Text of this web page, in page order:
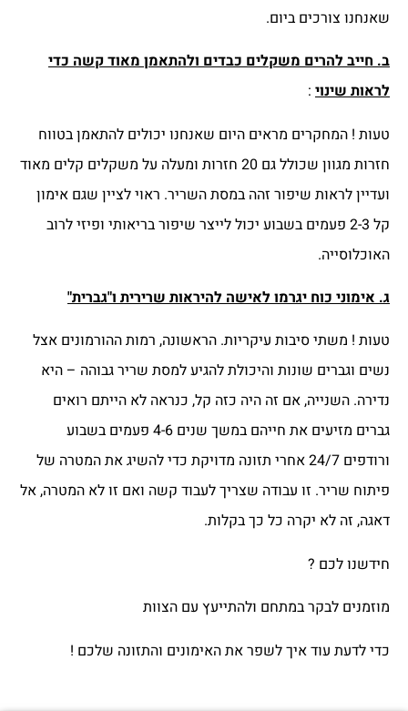
שאנחנו צורכים ביום.
ב. חייב להרים משקלים כבדים ולהתאמן מאוד קשה כדי
לראות שינוי :
טעות ! המחקרים מראים היום שאנחנו יכולים להתאמן בטווח
חזרות מגוון שכולל גם 20 חזרות ומעלה על משקלים קלים מאוד
ועדיין לראות שיפור זהה במסת השריר. ראוי לציין שגם אימון
קל 2-3 פעמים בשבוע יכול לייצר שיפור בריאותי ופיזי לרוב
האוכלוסייה.
ג. אימוני כוח יגרמו לאישה להיראות שרירית ו"גברית"
טעות ! משתי סיבות עיקריות. הראשונה, רמות ההורמונים אצל
נשים וגברים שונות והיכולת להגיע למסת שריר גבוהה – היא
נדירה. השנייה, אם זה היה כזה קל, כנראה לא הייתם רואים
גברים מזיעים את חייהם במשך שנים 4-6 פעמים בשבוע
ורודפים 24/7 אחרי תזונה מדויקת כדי להשיג את המטרה של
פיתוח שריר. זו עבודה שצריך לעבוד קשה ואם זו לא המטרה, אל
דאגה, זה לא יקרה כל כך בקלות.
חידשנו לכם ?
מוזמנים לבקר במתחם ולהתייעץ עם הצוות
כדי לדעת עוד איך לשפר את האימונים והתזונה שלכם !